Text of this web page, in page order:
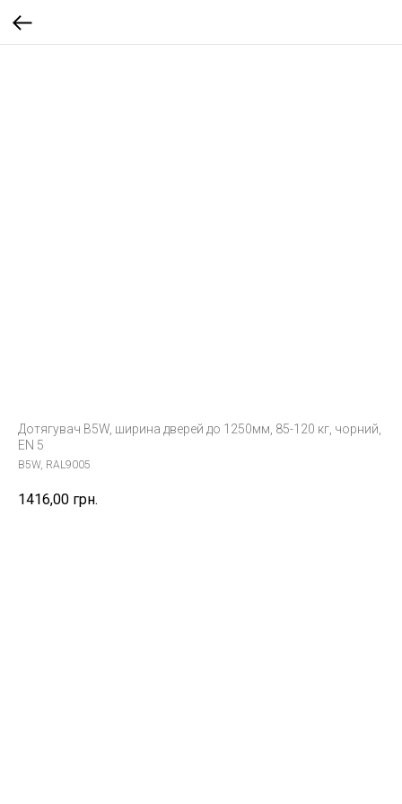
Дотягувач B5W, ширина дверей до 1250мм, 85-120 кг, чорний,
EN 5
B5W, RAL9005
1416,00 грн.